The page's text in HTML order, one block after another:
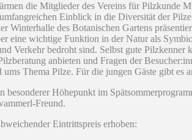
die Mitglieder des Vereins für Pilzkunde
Einblick in die Diversität der
Winterhalle des Botanischen Gartens
eine wichtige Funktion in der Natur als
Verkehr bedroht sind. Selbst gute
anbieten und Fragen der
Thema Pilze. Für die jungen Gäste gibt es
besonderer Höhepunkt im
Freund.
Eintrittspreis erhoben: